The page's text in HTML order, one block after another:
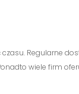
Regularne
wiele firm